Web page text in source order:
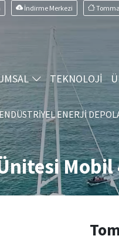
İndirme Merkezi
TEKNOLOJİ
ENERJI
Mobil